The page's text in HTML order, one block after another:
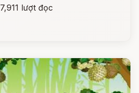
7,911 lượt đọc